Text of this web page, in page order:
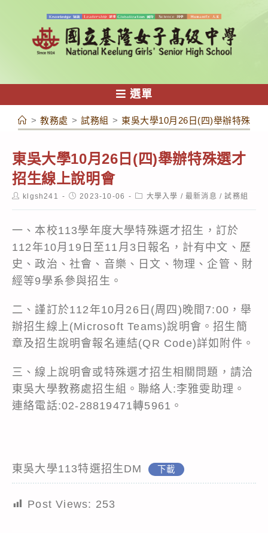
容
選單
> 教務處 > 試務組 > 東吳大學10月26日(四)舉辦特殊選
東吳大學10月26日(四)舉辦特殊選才
招生線上說明會
Postklgsh241
Post2023-10-06
Post大學入學 / 最新消息 / 試務組
一、本校113學年度大學特殊選才招生，訂於
112年10月19日至11月3日報名，計有中文、歷
史、政治、社會、音樂、日文、物理、企管、財
經等9學系參與招生。
二、謹訂於112年10月26日(周四)晚間7:00，舉
辦招生線上(Microsoft Teams)說明會。招生簡
章及招生說明會報名連結(QR Code)詳如附件。
三、線上說明會或特殊選才招生相關問題，請洽
東吳大學教務處招生組。聯絡人:李雅雯助理。
連絡電話:02-28819471轉5961。
東吳大學113特選招生DM 下載
Post Views: 253